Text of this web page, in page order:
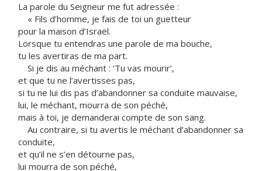
La parole du Seigneur me fut adressée :
« Fils d’homme, je fais de toi un guetteur
pour la maison d’Israël.
Lorsque tu entendras une parole de ma bouche,
tu les avertiras de ma part.
Si je dis au méchant : ‘Tu vas mourir’,
et que tu ne l’avertisses pas,
si tu ne lui dis pas d’abandonner sa conduite mauvaise,
lui, le méchant, mourra de son péché,
mais à toi, je demanderai compte de son sang.
Au contraire, si tu avertis le méchant d’abandonner sa
conduite,
et qu’il ne s’en détourne pas,
lui mourra de son péché,